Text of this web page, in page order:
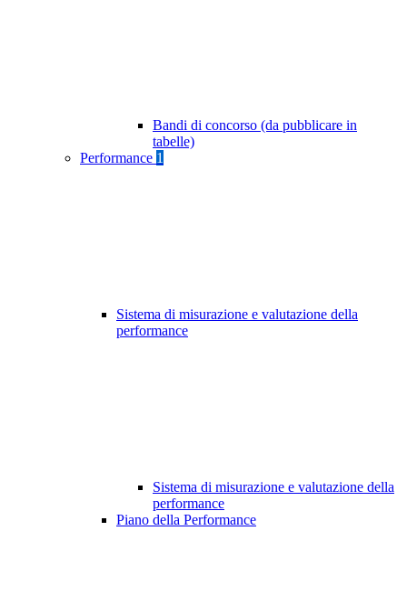
Bandi di concorso (da pubblicare in
tabelle)
Performance 1
Sistema di misurazione e valutazione della
performance
Sistema di misurazione e valutazione della
performance
Piano della Performance